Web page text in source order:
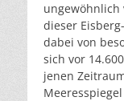
ungewöhnlich
dieser
dabei von
sich vor
jenen